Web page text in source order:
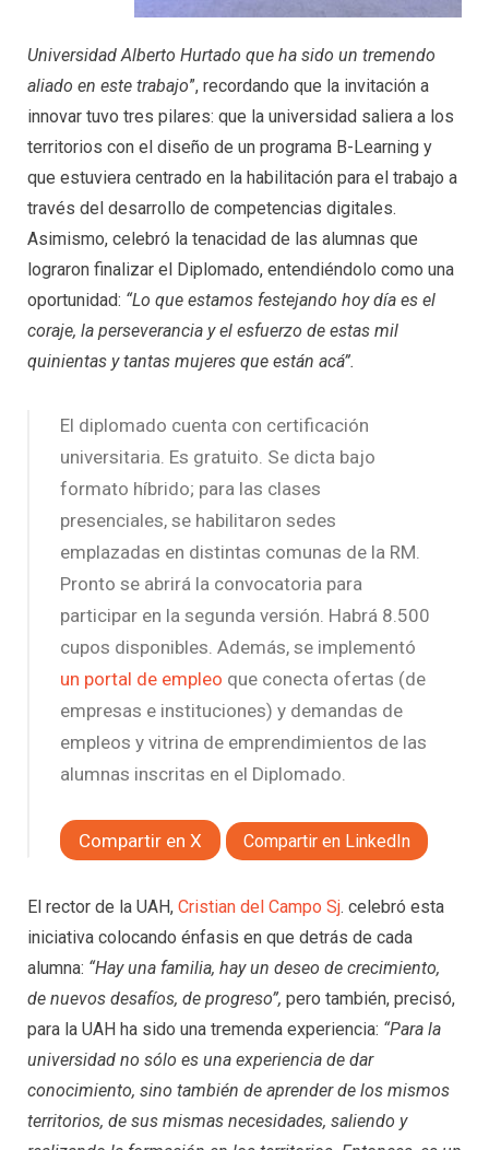
Universidad Alberto Hurtado que ha sido un tremendo
aliado en este trabajo”, recordando que la invitación a
innovar tuvo tres pilares: que la universidad saliera a los
territorios con el diseño de un programa B-Learning y
que estuviera centrado en la habilitación para el trabajo a
través del desarrollo de competencias digitales.
Asimismo, celebró la tenacidad de las alumnas que
lograron finalizar el Diplomado, entendiéndolo como una
oportunidad: “Lo que estamos festejando hoy día es el
coraje, la perseverancia y el esfuerzo de estas mil
quinientas y tantas mujeres que están acá”.
El diplomado cuenta con certificación
universitaria. Es gratuito. Se dicta bajo
formato híbrido; para las clases
presenciales, se habilitaron sedes
emplazadas en distintas comunas de la RM.
Pronto se abrirá la convocatoria para
participar en la segunda versión. Habrá 8.500
cupos disponibles. Además, se implementó
un portal de empleo que conecta ofertas (de
empresas e instituciones) y demandas de
empleos y vitrina de emprendimientos de las
alumnas inscritas en el Diplomado.
Compartir en X Compartir en LinkedIn
El rector de la UAH, Cristian del Campo Sj. celebró esta
iniciativa colocando énfasis en que detrás de cada
alumna: “Hay una familia, hay un deseo de crecimiento,
de nuevos desafíos, de progreso”, pero también, precisó,
para la UAH ha sido una tremenda experiencia: “Para la
universidad no sólo es una experiencia de dar
conocimiento, sino también de aprender de los mismos
territorios, de sus mismas necesidades, saliendo y